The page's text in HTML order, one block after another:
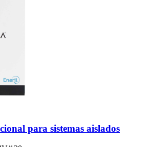
para sistemas aislados